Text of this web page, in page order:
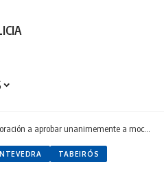
para esixir do ministerio de Transportes a mellora integral da N-541 ao seu paso por Cerdedo Cotobade
TABEIRÓS